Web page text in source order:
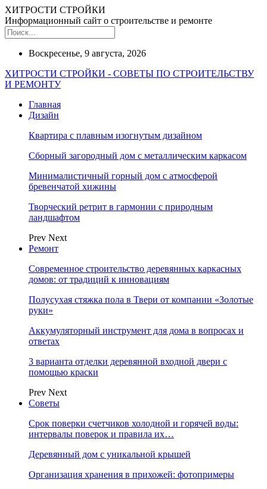
ХИТРОСТИ СТРОЙКИ
Информационный сайт о строительстве и ремонте
Воскресенье, 9 августа, 2026
ХИТРОСТИ СТРОЙКИ - СОВЕТЫ ПО СТРОИТЕЛЬСТВУ
И РЕМОНТУ
Главная
Дизайн
Квартира с плавным изогнутым дизайном
Сборный загородный дом с металлическим каркасом
Минималистичный горный дом с атмосферой
бревенчатой хижины
Творческий ретрит в гармонии с природным
ландшафтом
Prev Next
Ремонт
Современное строительство деревянных каркасных
домов: от традиций к инновациям
Полусухая стяжка пола в Твери от компании «Золотые
руки»
Аккумуляторный инструмент для дома в вопросах и
ответах
3 варианта отделки деревянной входной двери с
помощью краски
Prev Next
Советы
Срок поверки счетчиков холодной и горячей воды:
интервалы поверок и правила их…
Деревянный дом с уникальной крышей
Организация хранения в прихожей: фотопримеры